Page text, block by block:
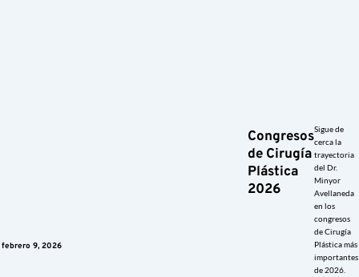
febrero 9, 2026
Congresos
de Cirugía
Plástica
2026
Sigue de
cerca la
trayectoria
del Dr.
Minyor
Avellaneda
en los
congresos
de Cirugía
Plástica más
importantes
de 2026.